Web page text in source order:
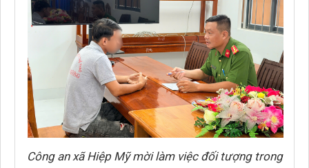
Công an xã Hiệp Mỹ mời làm việc đối tượng trong